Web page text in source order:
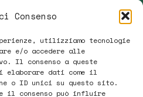
Consenso
utilizziamo tecnologie
e/o accedere alle
Il consenso a queste
elaborare dati come il
o ID unici su questo sito.
il consenso può influire